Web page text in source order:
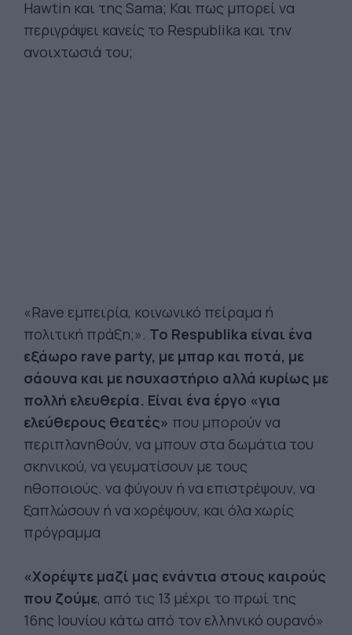
Hawtin και της Sama; Και πως μπορεί να
περιγράψει κανείς το Respublika και την
ανοιχτωσιά του;
«Rave εμπειρία, κοινωνικό πείραμα ή
πολιτική πράξη;». Το Respublika είναι ένα
εξάωρο rave party, με μπαρ και ποτά, με
σάουνα και με ησυχαστήριο αλλά κυρίως με
πολλή ελευθερία. Είναι ένα έργο «για
ελεύθερους θεατές» που μπορούν να
περιπλανηθούν, να μπουν στα δωμάτια του
σκηνικού, να γευματίσουν με τους
ηθοποιούς. να φύγουν ή να επιστρέψουν, να
ξαπλώσουν ή να χορέψουν, και όλα χωρίς
πρόγραμμα
«Χορέψτε μαζί μας ενάντια στους καιρούς
που ζούμε, από τις 13 μέχρι το πρωί της
16ης Ιουνίου κάτω από τον ελληνικό ουρανό»